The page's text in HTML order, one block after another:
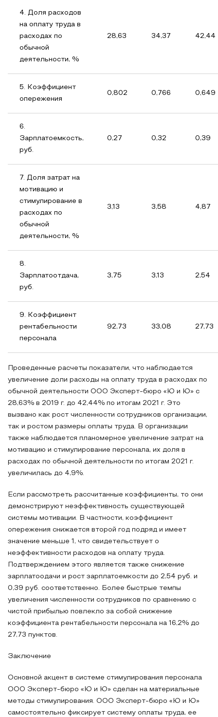
4. Доля расходов
на оплату труда в
расходах по
обычной
деятельности, %
28,63 34,37 42,44
5. Коэффициент
опережения
0,802 0,766 0,649
6.
Зарплатоемкость,
руб.
0,27 0,32 0,39
7. Доля затрат на
мотивацию и
стимулирование в
расходах по
обычной
деятельности, %
3,13 3,58 4,87
8.
Зарплатоотдача,
руб.
3,75 3,13 2,54
9. Коэффициент
рентабельности
персонала
92,73 33,08 27,73
Проведенные расчеты показатели, что наблюдается
увеличение доли расходы на оплату труда в расходах по
обычной деятельности ООО Эксперт-бюро «Ю и Ю» с
28,63% в 2019 г. до 42,44% по итогам 2021 г. Это
вызвано как рост численности сотрудников организации,
так и ростом размеры оплаты труда. В организации
также наблюдается планомерное увеличение затрат на
мотивацию и стимулирование персонала, их доля в
расходах по обычной деятельности по итогам 2021 г.
увеличилась до 4,9%.
Если рассмотреть рассчитанные коэффициенты, то они
демонстрируют неэффективность существующей
системы мотивации. В частности, коэффициент
опережения снижается второй год подряд и имеет
значение меньше 1, что свидетельствует о
неэффективности расходов на оплату труда.
Подтверждением этого является также снижение
зарплатоодачи и рост зарплатоемкости до 2,54 руб. и
0,39 руб. соответственно. Более быстрые темпы
увеличения численности сотрудников по сравнению с
чистой прибылью повлекло за собой снижение
коэффициента рентабельности персонала на 16,2% до
27,73 пунктов.
Заключение
Основной акцент в системе стимулирования персонала
ООО Эксперт-бюро «Ю и Ю» сделан на материальные
методы стимулирования. ООО Эксперт-бюро «Ю и Ю»
самостоятельно фиксирует систему оплаты труда, ее